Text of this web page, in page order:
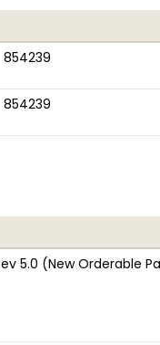
854239
854239
5.0 (New Orderable